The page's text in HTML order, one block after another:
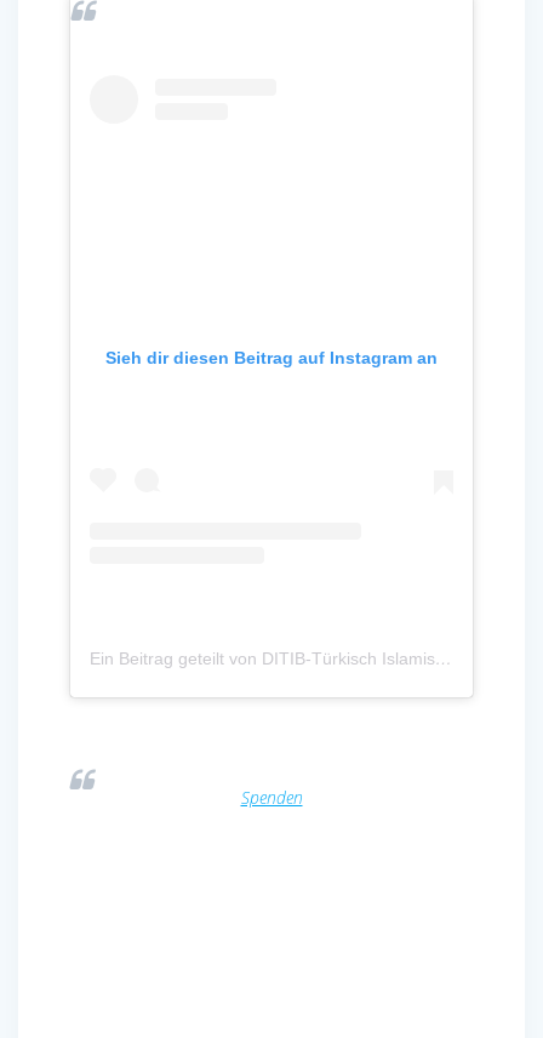
Sieh dir diesen Beitrag auf Instagram an
Ein Beitrag geteilt von DITIB-Türkisch Islamische Gemeinde zu Unna e.V. (@ditib.unna)
Spenden